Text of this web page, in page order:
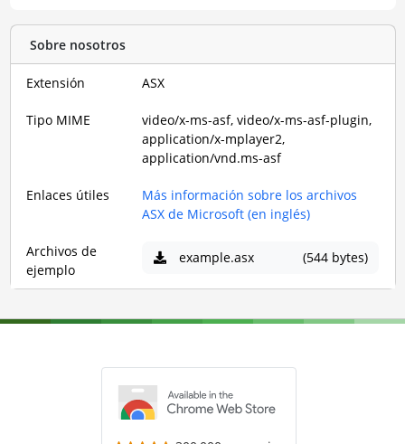
Sobre nosotros
Extensión ASX
Tipo MIME
video/x-ms-asf, video/x-ms-asf-plugin,
application/x-mplayer2,
application/vnd.ms-asf
Enlaces útiles
Más información sobre los archivos
ASX de Microsoft (en inglés)
Archivos de
ejemplo
example.asx (544 bytes)